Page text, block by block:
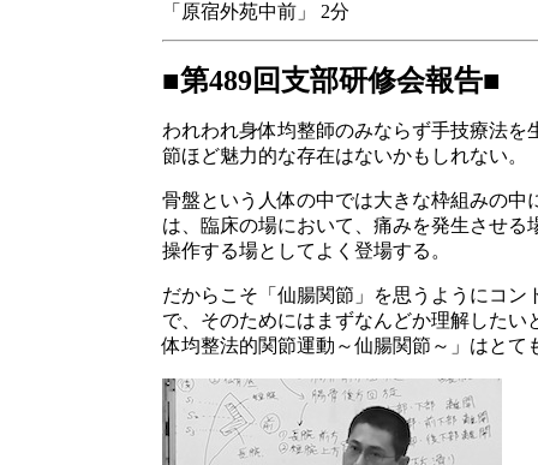
「原宿外苑中前」 2分
■第489回支部研修会報告■
われわれ身体均整師のみならず手技療法を
節ほど魅力的な存在はないかもしれない。
骨盤という人体の中では大きな枠組みの中
は、臨床の場において、痛みを発生させる
操作する場としてよく登場する。
だからこそ「仙腸関節」を思うようにコン
で、そのためにはまずなんどか理解したい
体均整法的関節運動～仙腸関節～」はとて